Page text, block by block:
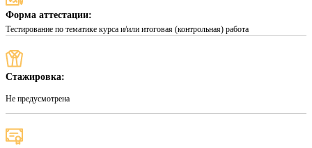
Форма аттестации:
Тестирование по тематике курса и/или итоговая (контрольная) работа
Стажировка:
Не предусмотрена